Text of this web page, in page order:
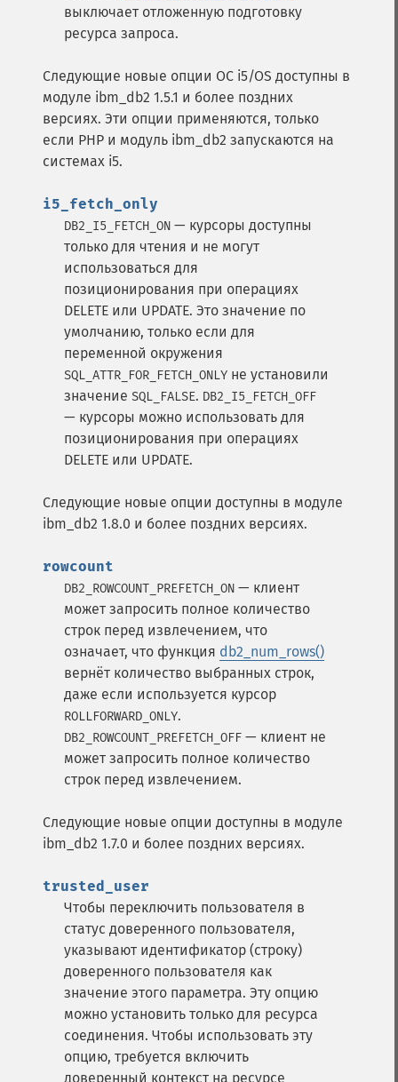
выключает отложенную подготовку
ресурса запроса.
Следующие новые опции ОС i5/OS доступны в
модуле ibm_db2 1.5.1 и более поздних
версиях. Эти опции применяются, только
если PHP и модуль ibm_db2 запускаются на
системах i5.
i5_fetch_only
DB2_I5_FETCH_ON — курсоры доступны
только для чтения и не могут
использоваться для
позиционирования при операциях
DELETE или UPDATE. Это значение по
умолчанию, только если для
переменной окружения
SQL_ATTR_FOR_FETCH_ONLY не установили
значение SQL_FALSE. DB2_I5_FETCH_OFF
— курсоры можно использовать для
позиционирования при операциях
DELETE или UPDATE.
Следующие новые опции доступны в модуле
ibm_db2 1.8.0 и более поздних версиях.
rowcount
DB2_ROWCOUNT_PREFETCH_ON — клиент
может запросить полное количество
строк перед извлечением, что
означает, что функция db2_num_rows()
вернёт количество выбранных строк,
даже если используется курсор
ROLLFORWARD_ONLY.
DB2_ROWCOUNT_PREFETCH_OFF — клиент не
может запросить полное количество
строк перед извлечением.
Следующие новые опции доступны в модуле
ibm_db2 1.7.0 и более поздних версиях.
trusted_user
Чтобы переключить пользователя в
статус доверенного пользователя,
указывают идентификатор (строку)
доверенного пользователя как
значение этого параметра. Эту опцию
можно установить только для ресурса
соединения. Чтобы использовать эту
опцию, требуется включить
доверенный контекст на ресурсе